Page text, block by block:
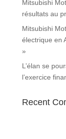
Mitsubishi
résultats au
Mitsubishi
électrique en
»
L’élan se
l’exercice
Recent